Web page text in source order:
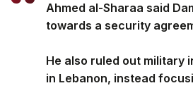
Ahmed al-Sharaa said
towards a security
He also ruled out military
in Lebanon, instead